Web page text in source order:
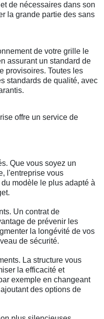
de nécessaires dans son
la grande partie des sans
de votre grille le
assurant un standard de
provisoires. Toutes les
standards de qualité, avec
offre un service de
Que vous soyez un
l'entreprise vous
modèle le plus adapté à
Un contrat de
de prévenir les
la longévité de vos
de sécurité.
La structure vous
la efficacité et
exemple en changeant
des options de